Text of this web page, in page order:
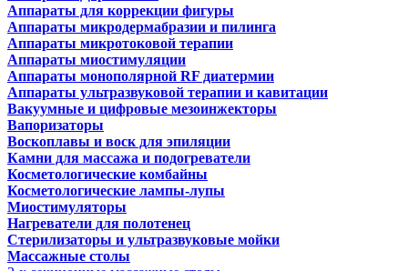
Аппараты для коррекции фигуры
Аппараты микродермабразии и пилинга
Аппараты микротоковой терапии
Аппараты миостимуляции
Аппараты монополярной RF диатермии
Аппараты ультразвуковой терапии и кавитации
Вакуумные и цифровые мезоинжекторы
Вапоризаторы
Воскоплавы и воск для эпиляции
Камни для массажа и подогреватели
Косметологические комбайны
Косметологические лампы-лупы
Миостимуляторы
Нагреватели для полотенец
Стерилизаторы и ультразвуковые мойки
Массажные столы